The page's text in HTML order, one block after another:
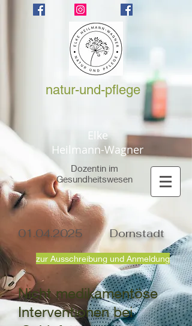
natur-und-pflege
Elke
Heilmann-Wagner
Dozentin im
Gesundheitswesen
01.04.2025 Dornstadt
zur Ausschreibung und Anmeldung
Nicht medikamentöse
Interventionen bei